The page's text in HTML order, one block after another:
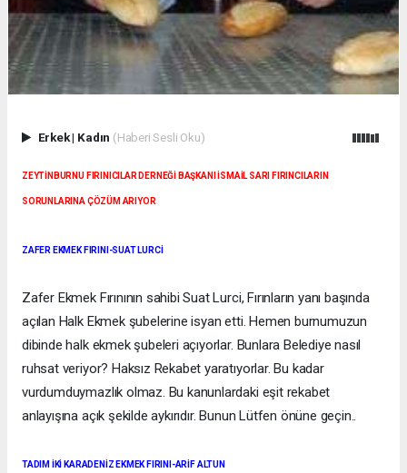
Erkek| Kadın (Haberi Sesli Oku)
ZEYTİNBURNU FIRINICILAR DERNEĞİ BAŞKANI İSMAİL SARI FIRINCILARIN
SORUNLARINA ÇÖZÜM ARIYOR
ZAFER EKMEK FIRINI-SUAT LURCİ
Zafer Ekmek Fırınının sahibi Suat Lurci, Fırınların yanı başında
açılan Halk Ekmek şubelerine isyan etti. Hemen burnumuzun
dibinde halk ekmek şubeleri açıyorlar. Bunlara Belediye nasıl
ruhsat veriyor? Haksız Rekabet yaratıyorlar. Bu kadar
vurdumduymazlık olmaz. Bu kanunlardaki eşit rekabet
anlayışına açık şekilde aykırıdır. Bunun Lütfen önüne geçin..
TADIM İKİ KARADENİZ EKMEK FIRINI-ARİF ALTUN